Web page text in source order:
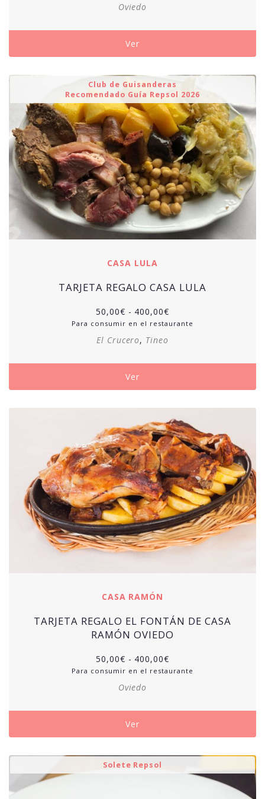
Oviedo
Ver
Club de Guisanderas
Recomendado Guía Repsol 2026
CASA LULA
TARJETA REGALO CASA LULA
50,00€ - 400,00€
Para consumir en el restaurante
El Crucero, Tineo
Ver
CASA RAMÓN
TARJETA REGALO EL FONTÁN DE CASA
RAMÓN OVIEDO
50,00€ - 400,00€
Para consumir en el restaurante
Oviedo
Ver
Solete Repsol